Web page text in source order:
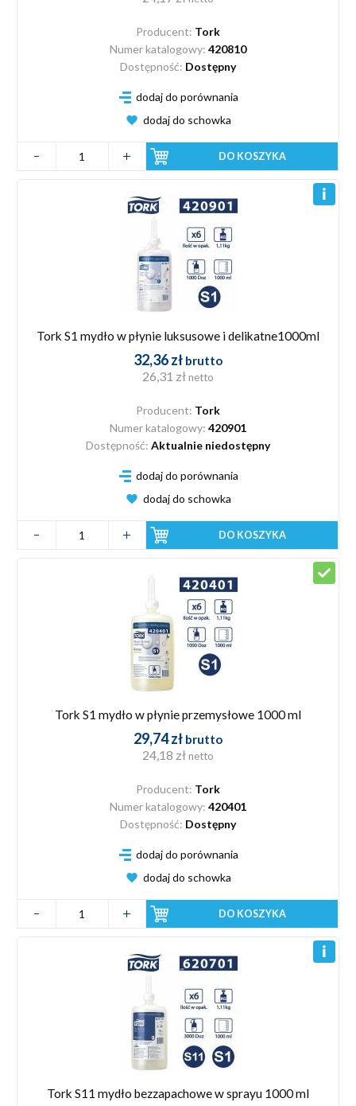
Producent: Tork
Numer katalogowy: 420810
Dostępność: Dostępny
dodaj do porównania
dodaj do schowka
DO KOSZYKA
Tork S1 mydło w płynie luksusowe i delikatne1000ml
32,36 zł brutto
26,31 zł netto
Producent: Tork
Numer katalogowy: 420901
Dostępność: Aktualnie niedostępny
dodaj do porównania
dodaj do schowka
DO KOSZYKA
Tork S1 mydło w płynie przemysłowe 1000 ml
29,74 zł brutto
24,18 zł netto
Producent: Tork
Numer katalogowy: 420401
Dostępność: Dostępny
dodaj do porównania
dodaj do schowka
DO KOSZYKA
Tork S11 mydło bezzapachowe w sprayu 1000 ml